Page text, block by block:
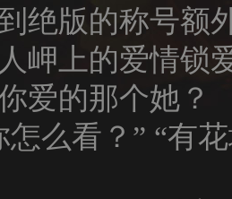
绝版的称号额
岬上的爱情锁
爱的那个她？
怎么看？” “有